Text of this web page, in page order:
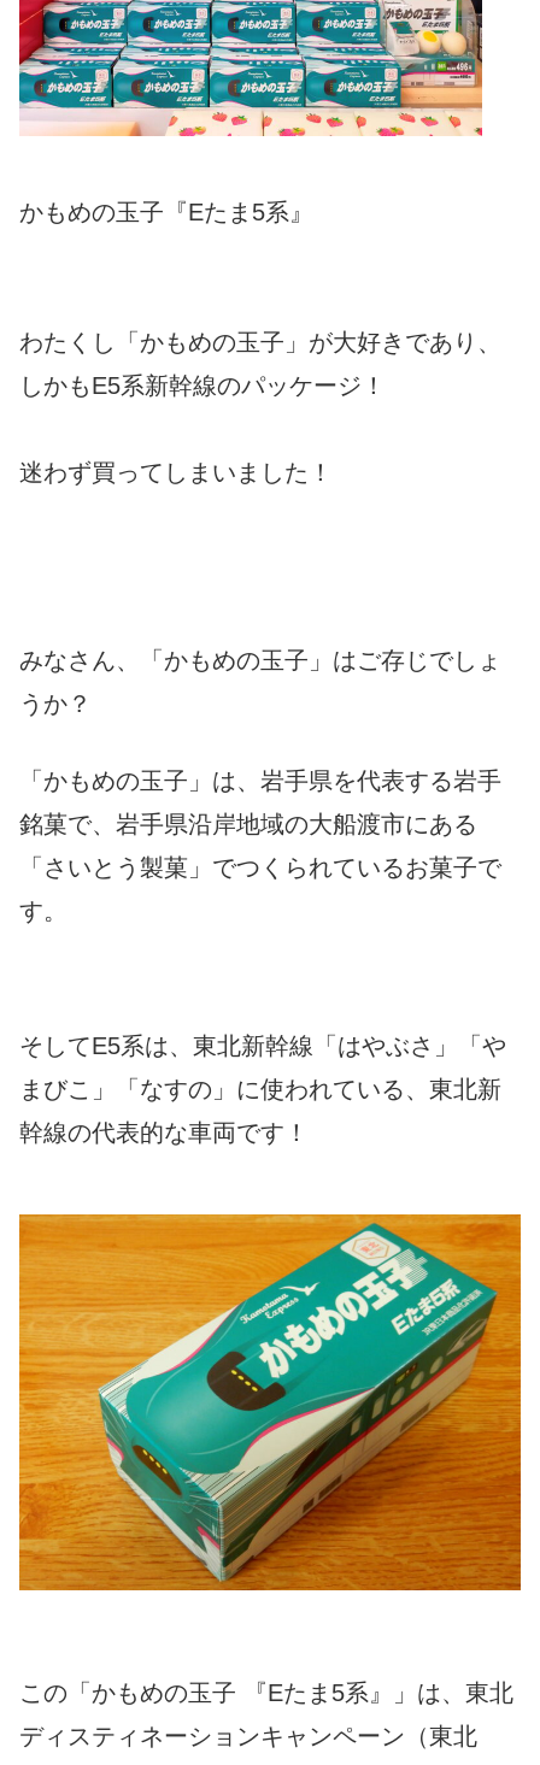
かもめの玉子『Eたま5系』
わたくし「かもめの玉子」が大好きであり、
しかもE5系新幹線のパッケージ！
迷わず買ってしまいました！
みなさん、「かもめの玉子」はご存じでしょ
うか？
「かもめの玉子」は、岩手県を代表する岩手
銘菓で、岩手県沿岸地域の大船渡市にある
「さいとう製菓」でつくられているお菓子で
す。
そしてE5系は、東北新幹線「はやぶさ」「や
まびこ」「なすの」に使われている、東北新
幹線の代表的な車両です！
この「かもめの玉子 『Eたま5系』」は、東北
ディスティネーションキャンペーン（東北